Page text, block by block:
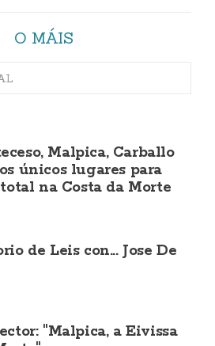
O MÁIS
Malpica, Carballo
únicos lugares para
na Costa da Morte
de Leis con... Jose De
"Malpica, a Eivissa